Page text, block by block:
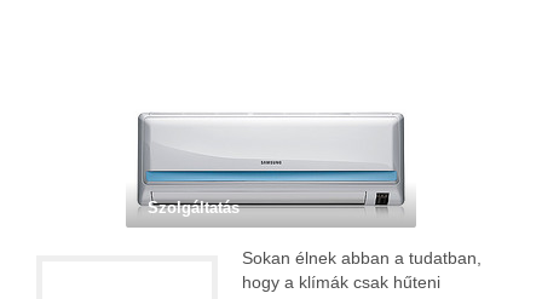
Szolgáltatás
Sokan élnek abban a tudatban,
hogy a klímák csak hűteni